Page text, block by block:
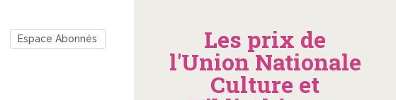
Espace Abonnés Les prix de
l'Union Nationale
Culture et